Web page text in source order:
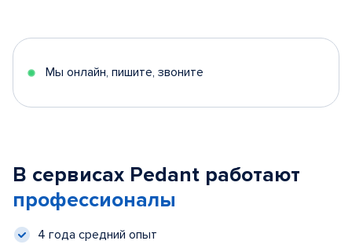
Мы онлайн, пишите, звоните
В сервисах Pedant работают
профессионалы
4 года средний опыт